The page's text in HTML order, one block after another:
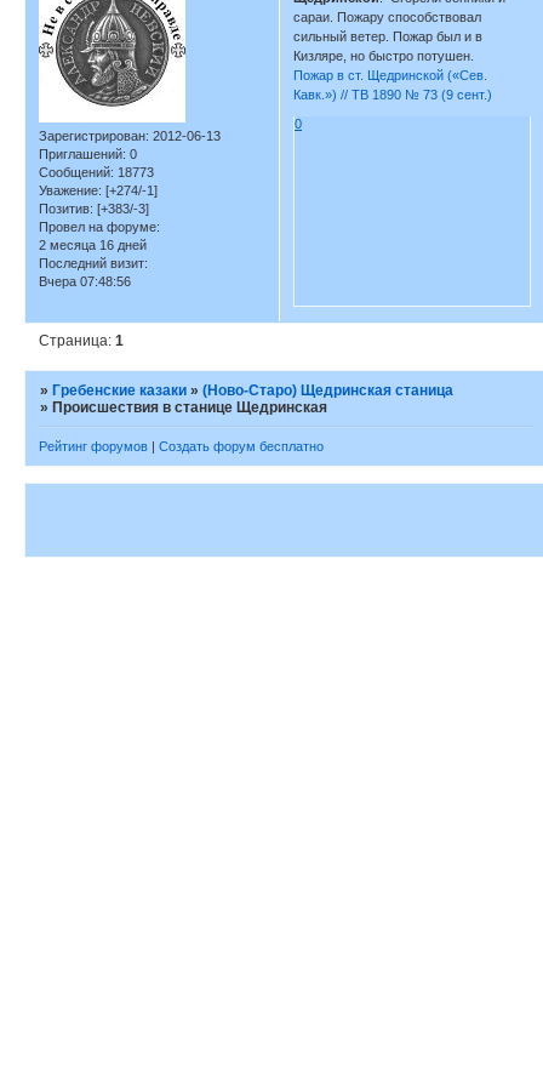
Зарегистрирован: 2012-06-13
Приглашений: 0
Сообщений: 18773
Уважение: [+274/-1]
Позитив: [+383/-3]
Провел на форуме:
2 месяца 16 дней
Последний визит:
Вчера 07:48:56
сараи. Пожару способствовал
сильный ветер. Пожар был и в
Кизляре, но быстро потушен.
Пожар в ст. Щедринской («Сев.
Кавк.») // ТВ 1890 № 73 (9 сент.)
0
Страница:1
» Гребенские казаки »(Ново-Старо) Щедринская станица
» Происшествия в станице Щедринская
Рейтинг форумов | Создать форум бесплатно